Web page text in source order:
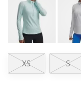
μάρκας
μας.
Εμφάνιση
όλων των
XS S